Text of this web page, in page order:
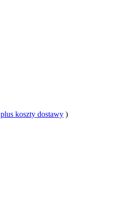
plus koszty dostawy )